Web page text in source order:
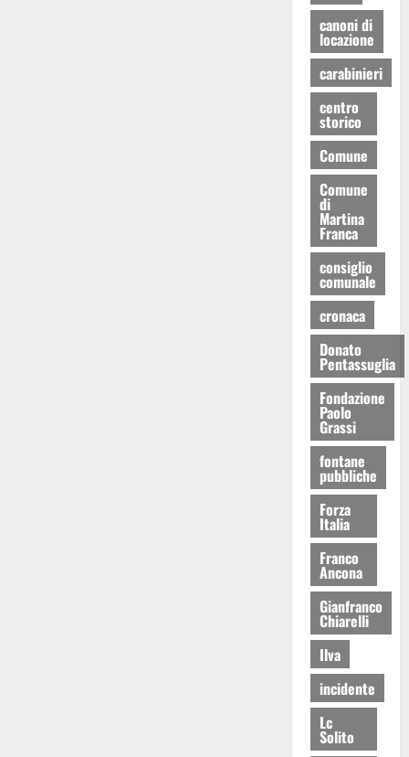
canoni di
locazione
carabinieri
centro
storico
Comune
Comune
di
Martina
Franca
consiglio
comunale
cronaca
Donato
Pentassuglia
Fondazione
Paolo
Grassi
fontane
pubbliche
Forza
Italia
Franco
Ancona
Gianfranco
Chiarelli
Ilva
incidente
Lc
Solito